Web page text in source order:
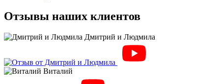
Отзывы наших клиентов
Дмитрий и Людмила
Виталий